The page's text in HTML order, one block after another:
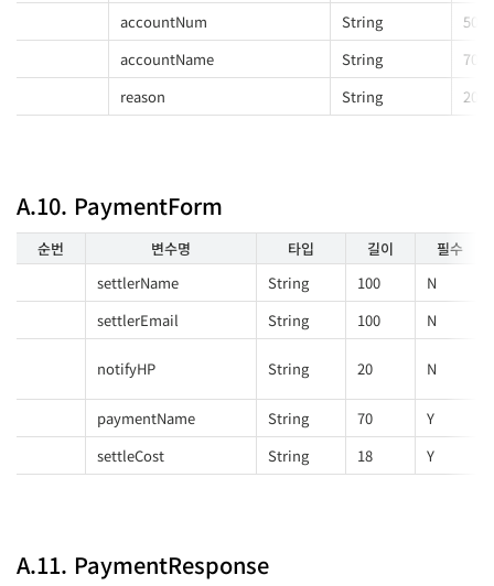
accountNum
String
50
accountName
String
70
reason
String 200
A.10. PaymentForm
순번 변수명 타입 길이
필수
settlerName
String 100
N
settlerEmail
String 100 N
notifyHP String 20 N
paymentName String 70
Y
settleCost
String 18 Y
A.11. PaymentResponse